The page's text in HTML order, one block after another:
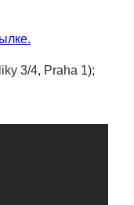
3/4, Praha 1);